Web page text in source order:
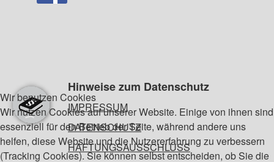
Hinweise zum Datenschutz
IMPRESSUM
DATENSCHUTZ
HAFTUNGSAUSSCHLUSS
Wir benutzen Cookies
Wir nutzen Cookies auf unserer Website. Einige von ihnen sind
essenziell für den Betrieb der Seite, während andere uns
helfen, diese Website und die Nutzererfahrung zu verbessern
(Tracking Cookies). Sie können selbst entscheiden, ob Sie die